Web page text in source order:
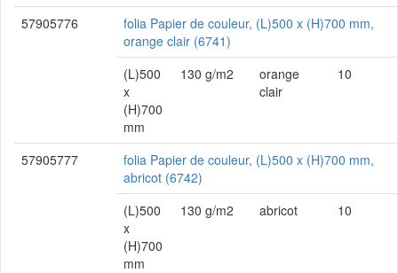
57905776
folia Papier de couleur, (L)500 x (H)700 mm,
orange clair (6741)
(L)500
x
(H)700
mm
130 g/m2
orange
clair
10
57905777
folia Papier de couleur, (L)500 x (H)700 mm,
abricot (6742)
(L)500
x
(H)700
mm
130 g/m2 abricot 10